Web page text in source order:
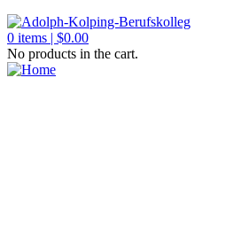
0 items | $0.00
No products in the cart.